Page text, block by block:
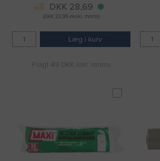
DKK 28,69
(DKK 22,95 ekskl. moms)
Læg i kurv
Fragt 49 DKK inkl. moms